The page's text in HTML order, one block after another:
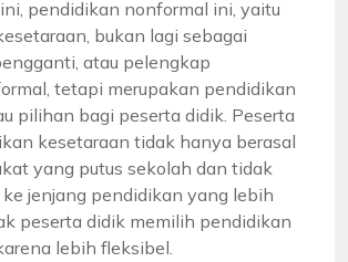
pendidikan nonformal ini, yaitu
bukan lagi sebagai
atau pelengkap
tetapi merupakan pendidikan
pilihan bagi peserta didik. Peserta
kesetaraan tidak hanya berasal
yang putus sekolah dan tidak
jenjang pendidikan yang lebih
peserta didik memilih pendidikan
lebih fleksibel.